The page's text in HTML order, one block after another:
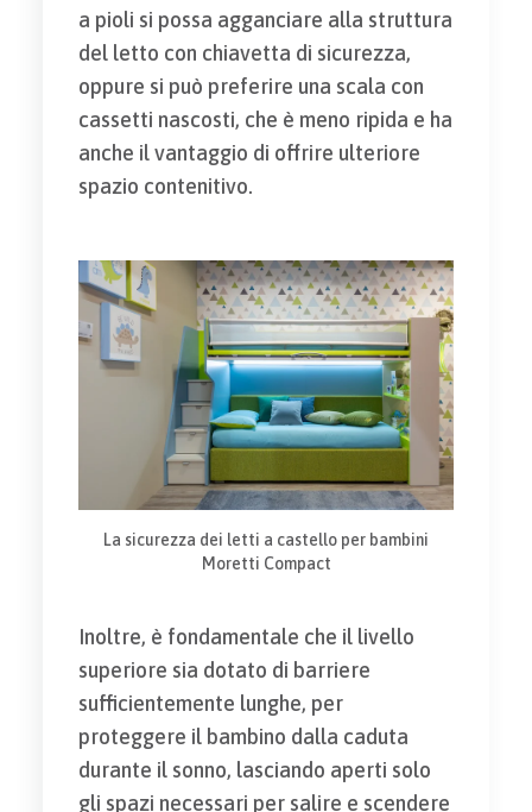
a pioli si possa agganciare alla struttura
del letto con chiavetta di sicurezza,
oppure si può preferire una scala con
cassetti nascosti, che è meno ripida e ha
anche il vantaggio di offrire ulteriore
spazio contenitivo.
La sicurezza dei letti a castello per bambini
Moretti Compact
Inoltre, è fondamentale che il livello
superiore sia dotato di barriere
sufficientemente lunghe, per
proteggere il bambino dalla caduta
durante il sonno, lasciando aperti solo
gli spazi necessari per salire e scendere